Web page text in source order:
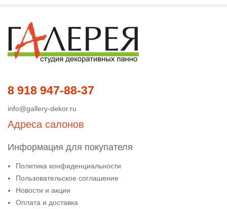
8 918 947-88-37
info@gallery-dekor.ru
Адреса салонов
Информация для покупателя
Политика конфиденциальности
Пользовательское соглашение
Новости и акции
Оплата и доставка